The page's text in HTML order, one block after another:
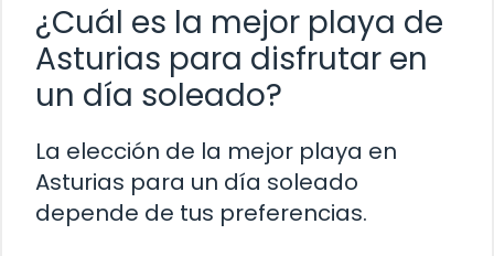
¿Cuál es la mejor playa de
Asturias para disfrutar en
un día soleado?
La elección de la mejor playa en
Asturias para un día soleado
depende de tus preferencias.